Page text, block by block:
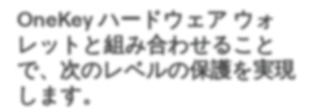
OneKey ハードウェア ウォ
レットと組み合わせること
で、次のレベルの保護を実現
します。